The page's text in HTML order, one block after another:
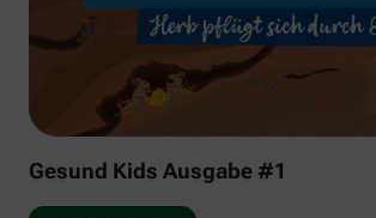
Gesund Kids Ausgabe #1